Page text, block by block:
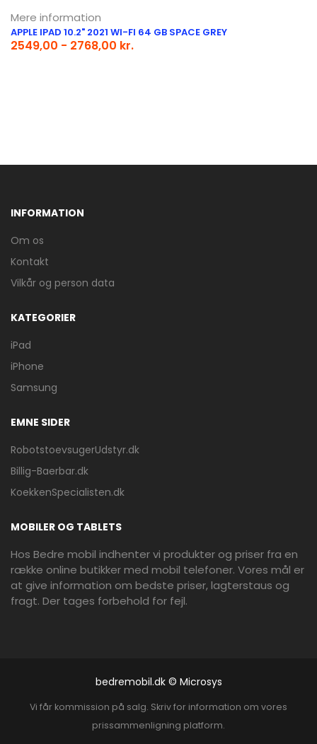
Mere information
APPLE IPAD 10.2" 2021 WI-FI 64 GB SPACE GREY
2549,00 - 2768,00 kr.
INFORMATION
Om os
Kontakt
Vilkår og person data
KATEGORIER
iPad
iPhone
Samsung
EMNE SIDER
RobotstoevsugerUdstyr.dk
Billig-Baerbar.dk
KoekkenSpecialisten.dk
MOBILER OG TABLETS
Hos Bedre mobil indhenter vi produkter og priser fra en
række online butikker med mobil telefoner. Vores mål er
at give information om bedste priser, lagterstaus og
fragt. Der tages forbehold for fejl.
bedremobil.dk © Microsys
Vi får kommission på salg. Skriv for information om vores
prissammenligning platform.